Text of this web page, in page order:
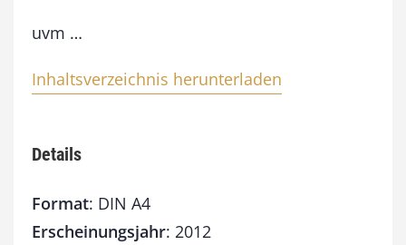
guvm …
Inhaltsverzeichnis herunterladen
Details
Format: DIN A4
Erscheinungsjahr: 2012